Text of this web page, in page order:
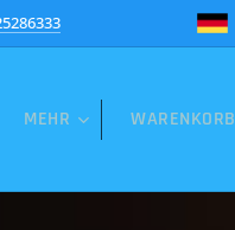
MEHR WARENKORB